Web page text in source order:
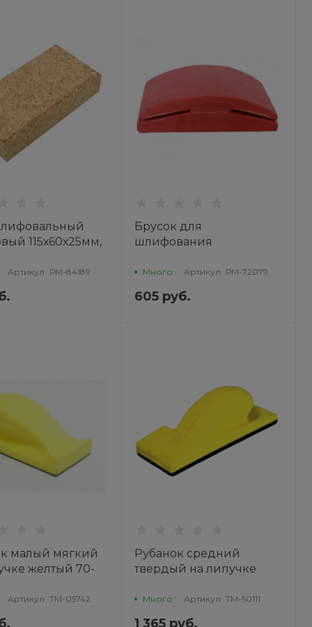
115х60х25мм,
Артикул РМ-84189
Брусок для
шлифования
125мм РМ-72079
Много Артикул РМ-72079
605 руб.
малый мягкий
желтый 70-
Артикул ТМ-05742
Рубанок средний
твердый на липучке
ТМ-50111 TOR
Много Артикул ТМ-50111
1 365 руб.